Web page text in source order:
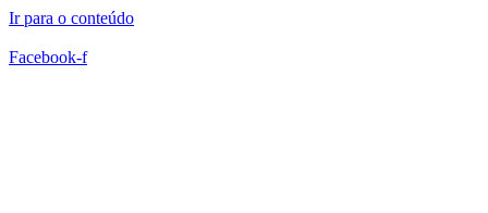
Ir para o conteúdo
Facebook-f